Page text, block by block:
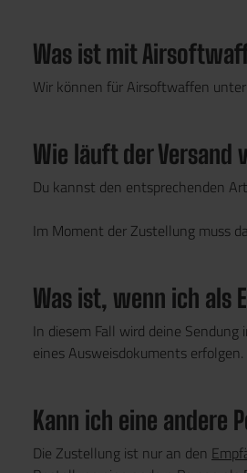
Was ist mit
Wir können für Airsoftwaffen
Wie läuft der Versand
Du kannst den entsprechenden
Im Moment der Zustellung muss
Was ist, wenn ich als
In diesem Fall wird deine
eines Ausweisdokuments
Kann ich eine andere
Die Zustellung ist nur an den